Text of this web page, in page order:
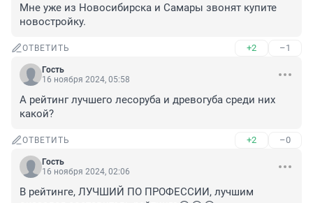
Мне уже из Новосибирска и Самары звонят купите
новостройку.
ОТВЕТИТЬ +2 –1
Гость
16 ноября 2024, 05:58
А рейтинг лучшего лесоруба и древогуба среди них
какой?
ОТВЕТИТЬ +2 –0
Гость
16 ноября 2024, 02:06
В рейтинге, ЛУЧШИЙ ПО ПРОФЕССИИ, лучшим